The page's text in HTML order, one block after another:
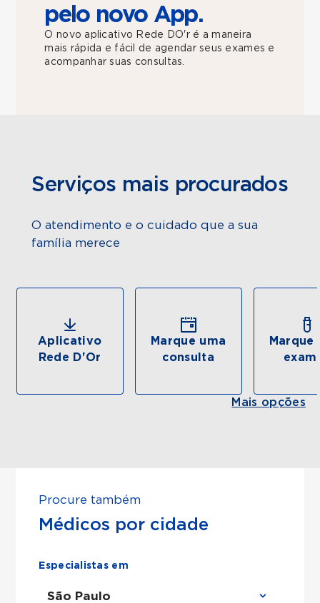
pelo novo App.
O novo aplicativo Rede DO'r é a maneira
mais rápida e fácil de agendar seus exames e
acompanhar suas consultas.
Serviços mais procurados
O atendimento e o cuidado que a sua
família merece
Aplicativo
Rede D'Or
Marque uma
consulta
Marque
Mais opções
Procure também
Médicos por cidade
Especialistas em
São Paulo